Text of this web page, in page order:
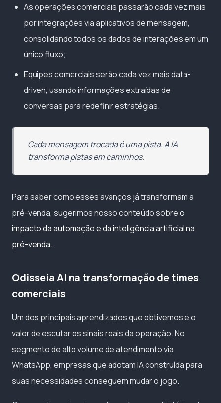
As operações comerciais passarão cada vez mais
por integrações via aplicativos de mensagem,
consolidando todos os dados de interações em um
único fluxo;
Equipes comerciais serão cada vez mais data-
driven, usando informações extraídas de
conversas para redefinir estratégias.
Cada mensagem trocada é uma pista. A IA
transforma pistas em caminhos.
Para saber como esses avanços já transformam a
pré-venda, sugerimos nosso conteúdo sobreo
impacto da automação e da inteligência artificial na
pré-venda.
Odisseia AI na transformação de times
comerciais
Um dos principais aprendizados que obtivemos é o
valor de escutar os sinais reais da operação. No
segmento de alto volume de atendimento via
WhatsApp, empresas que adotam IA construída para
suas necessidades conseguem mudar o jogo.